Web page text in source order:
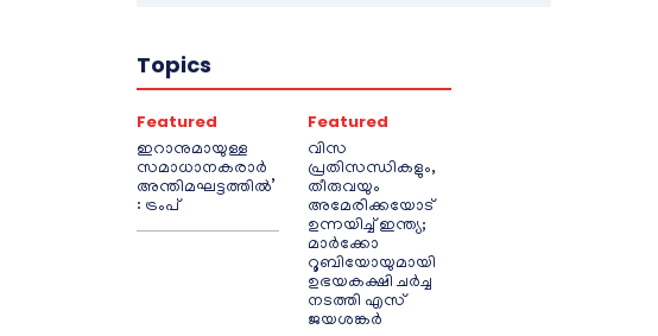
Topics
Featured
ഇറാനുമായുള്ള
സമാധാനകരാർ
അന്തിമഘട്ടത്തിൽ‌’
: ട്രംപ്
Featured
വിസ
പ്രതിസന്ധികളും,
തീരുവയും
അമേരിക്കയോട്
ഉന്നയിച്ച് ഇന്ത്യ;
മാർക്കോ
റൂബിയോയുമായി
ഉഭയകക്ഷി ചർച്ച
നടത്തി എസ്
ജയശങ്കർ